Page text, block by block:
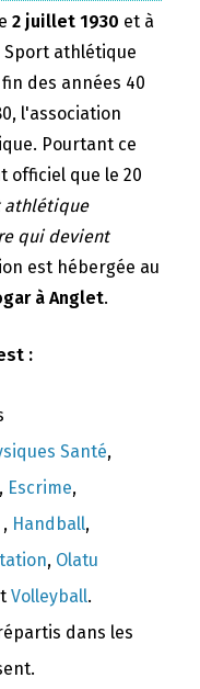
2 juillet 1930 et à
athlétique
des années 40
l'association
Pourtant ce
officiel que le 20
athlétique
qui devient
est hébergée au
à Anglet.
:
Santé,
, Escrime,
Handball,
, Olatu
Volleyball.
dans les